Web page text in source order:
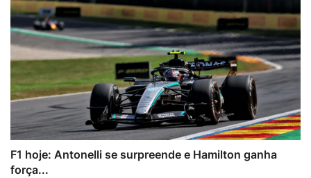
F1 hoje: Antonelli se surpreende e Hamilton ganha
força...